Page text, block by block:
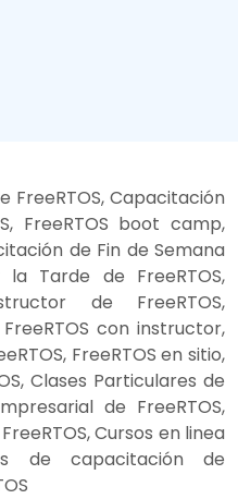
FreeRTOS, Capacitación
FreeRTOS boot camp,
de Fin de Semana
la Tarde de FreeRTOS,
de FreeRTOS,
con instructor,
FreeRTOS en sitio,
Clases Particulares de
de FreeRTOS,
Cursos en linea
de capacitación de